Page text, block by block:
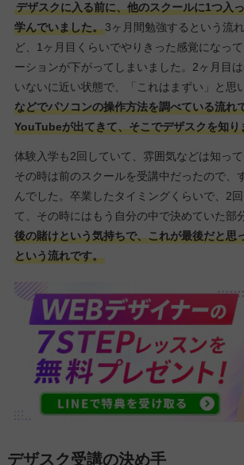
デザスクに入る前に、他のスクールに1つ入
学んでいました。3ヶ月間勉強するという流
ど、1ヶ月目くらいでやりきった感覚になっ
ーションが下がってしまいました。2ヶ月目
いないに近い状態で、「これはまずい」と思
などでパソコンの操作方法を調べている流れ
YouTubeが出てきて、そこでデザスクを知り
体験入学も2回していて、雰囲気などは知って
その時は前のスクールを受講中だったので、
んでした。卒業したタイミングくらいで、2
て、その時にはもう自分の中で決めていた部
後の賭けという気持ちで、これが最後だと思
という流れです。
デザスク受講の決め手